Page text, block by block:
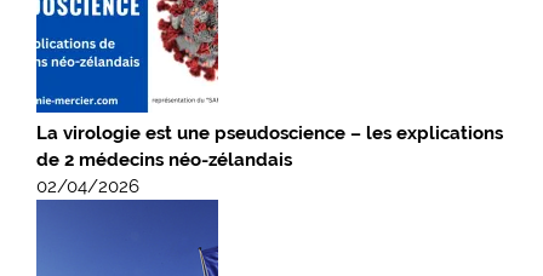
La virologie est une pseudoscience – les explications
de 2 médecins néo-zélandais
02/04/2026